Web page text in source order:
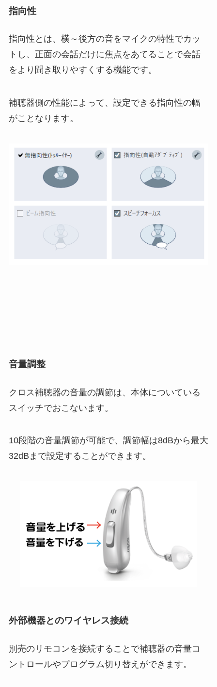
指向性
指向性とは、横～後方の音をマイクの特性でカッ
トし、正面の会話だけに焦点をあてることで会話
をより聞き取りやすくする機能です。
補聴器側の性能によって、設定できる指向性の幅
がことなります。
音量調整
クロス補聴器の音量の調節は、本体についている
スイッチでおこないます。
10段階の音量調節が可能で、調節幅は8dBから最大
32dBまで設定することができます。
外部機器とのワイヤレス接続
別売のリモコンを接続することで補聴器の音量コ
ントロールやプログラム切り替えができます。